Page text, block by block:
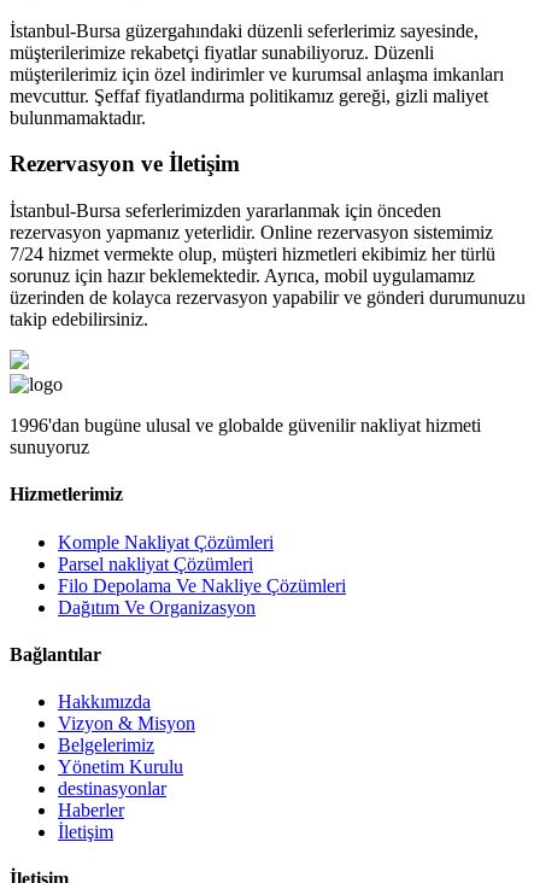
İstanbul-Bursa güzergahındaki düzenli seferlerimiz sayesinde,
müşterilerimize rekabetçi fiyatlar sunabiliyoruz. Düzenli
müşterilerimiz için özel indirimler ve kurumsal anlaşma imkanları
mevcuttur. Şeffaf fiyatlandırma politikamız gereği, gizli maliyet
bulunmamaktadır.
Rezervasyon ve İletişim
İstanbul-Bursa seferlerimizden yararlanmak için önceden
rezervasyon yapmanız yeterlidir. Online rezervasyon sistemimiz
7/24 hizmet vermekte olup, müşteri hizmetleri ekibimiz her türlü
sorunuz için hazır beklemektedir. Ayrıca, mobil uygulamamız
üzerinden de kolayca rezervasyon yapabilir ve gönderi durumunuzu
takip edebilirsiniz.
1996'dan bugüne ulusal ve globalde güvenilir nakliyat hizmeti
sunuyoruz
Hizmetlerimiz
Komple Nakliyat Çözümleri
Parsel nakliyat Çözümleri
Filo Depolama Ve Nakliye Çözümleri
Dağıtım Ve Organizasyon
Bağlantılar
Hakkımızda
Vizyon & Misyon
Belgelerimiz
Yönetim Kurulu
destinasyonlar
Haberler
İletişim